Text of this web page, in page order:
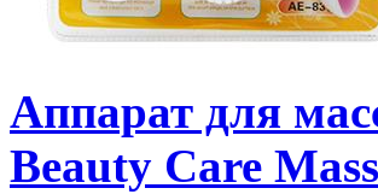
Аппарат для
Beauty Care